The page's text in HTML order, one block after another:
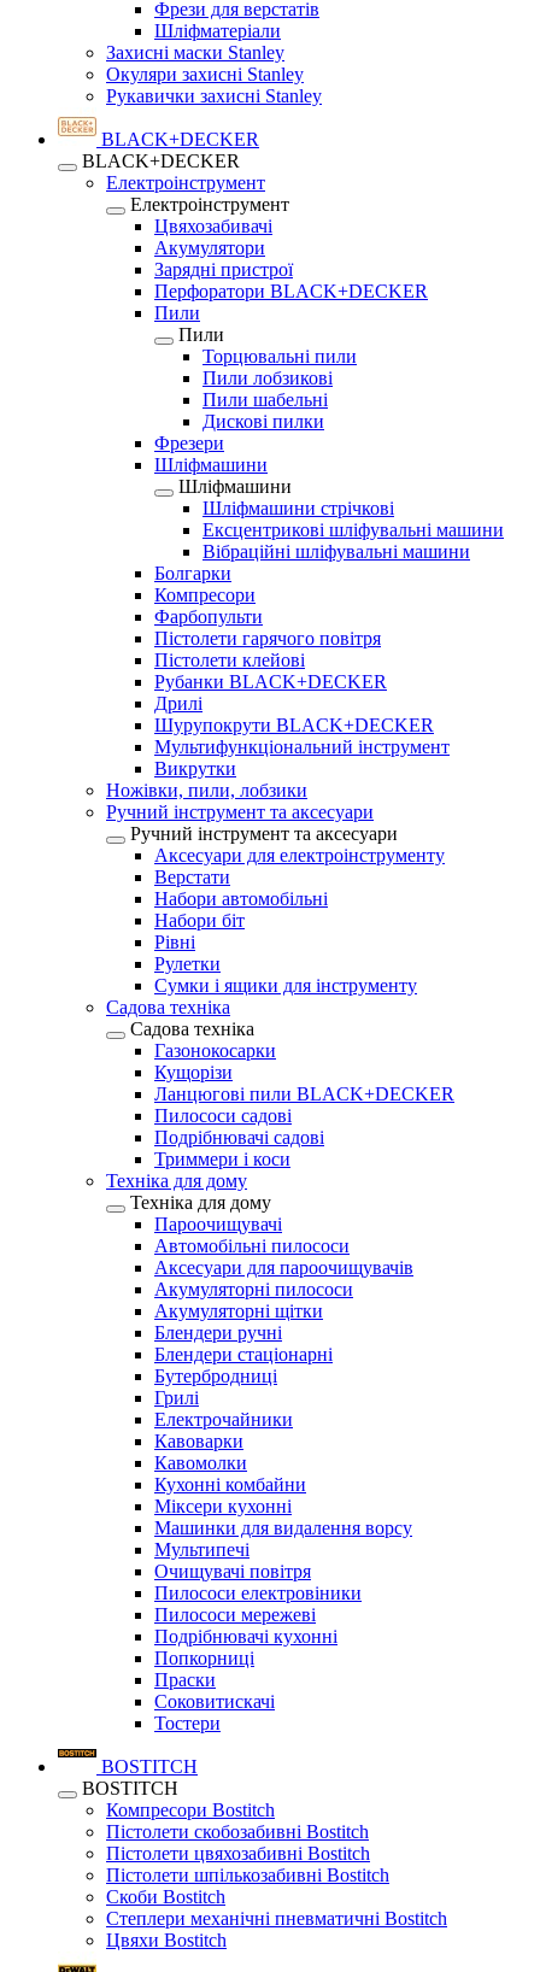
Фрези для верстатів
Шліфматеріали
Захисні маски Stanley
Окуляри захисні Stanley
Рукавички захисні Stanley
BLACK+DECKER
BLACK+DECKER
Електроінструмент
Електроінструмент
Цвяхозабивачі
Акумулятори
Зарядні пристрої
Перфоратори BLACK+DECKER
Пили
Пили
Торцювальні пили
Пили лобзикові
Пили шабельні
Дискові пилки
Фрезери
Шліфмашини
Шліфмашини
Шліфмашини стрічкові
Ексцентрикові шліфувальні машини
Вібраційні шліфувальні машини
Болгарки
Компресори
Фарбопульти
Пістолети гарячого повітря
Пістолети клейові
Рубанки BLACK+DECKER
Дрилі
Шурупокрути BLACK+DECKER
Мультифункціональний інструмент
Викрутки
Ножівки, пили, лобзики
Ручний інструмент та аксесуари
Ручний інструмент та аксесуари
Аксесуари для електроінструменту
Верстати
Набори автомобільні
Набори біт
Рівні
Рулетки
Сумки і ящики для інструменту
Садова техніка
Садова техніка
Газонокосарки
Кущорізи
Ланцюгові пили BLACK+DECKER
Пилососи садові
Подрібнювачі садові
Триммери і коси
Техніка для дому
Техніка для дому
Пароочищувачі
Автомобільні пилососи
Аксесуари для пароочищувачів
Акумуляторні пилососи
Акумуляторні щітки
Блендери ручні
Блендери стаціонарні
Бутербродниці
Грилі
Електрочайники
Кавоварки
Кавомолки
Кухонні комбайни
Міксери кухонні
Машинки для видалення ворсу
Мультипечі
Очищувачі повітря
Пилососи електровіники
Пилососи мережеві
Подрібнювачі кухонні
Попкорниці
Праски
Соковитискачі
Тостери
BOSTITCH
BOSTITCH
Компресори Bostitch
Пістолети скобозабивні Bostitch
Пістолети цвяхозабивні Bostitch
Пістолети шпількозабивні Bostitch
Скоби Bostitch
Степлери механічні пневматичні Bostitch
Цвяхи Bostitch